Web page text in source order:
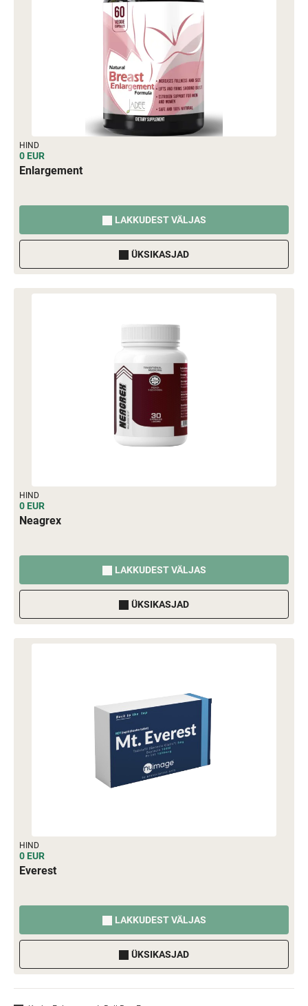
HIND
0 EUR
Enlargement
LAKKUDEST VÄLJAS
ÜKSIKASJAD
HIND
0 EUR
Neagrex
LAKKUDEST VÄLJAS
ÜKSIKASJAD
HIND
0 EUR
Everest
LAKKUDEST VÄLJAS
ÜKSIKASJAD